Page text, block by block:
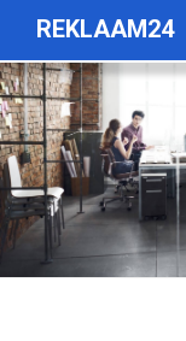
REKLAAM24